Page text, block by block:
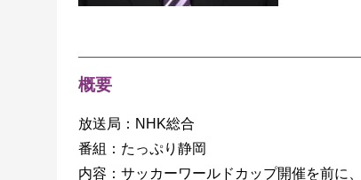
概要
放送局：NHK総合
番組：たっぷり静岡
内容：サッカーワールドカップ開催を前に